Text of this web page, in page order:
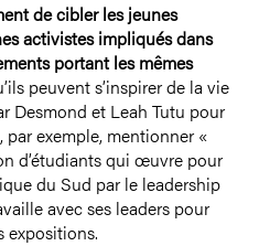
de cibler les jeunes
activistes impliqués dans
portant les mêmes
peuvent s’inspirer de la vie
Desmond et Leah Tutu pour
exemple, mentionner «
d’étudiants qui œuvre pour
du Sud par le leadership
avec ses leaders pour
expositions.